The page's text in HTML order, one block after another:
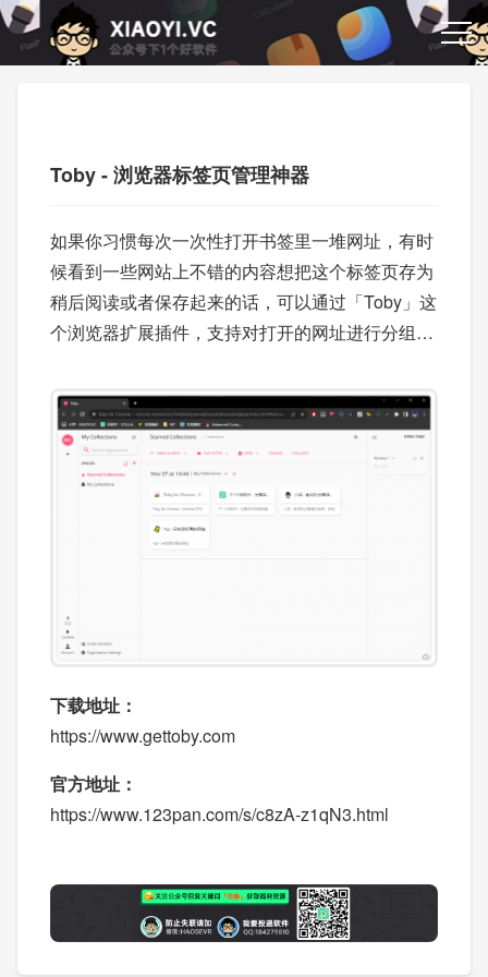
Toby - 浏览器标签页管理神器
如果你习惯每次一次性打开书签里一堆网址，有时
候看到一些网站上不错的内容想把这个标签页存为
稍后阅读或者保存起来的话，可以通过「Toby」这
个浏览器扩展插件，支持对打开的网址进行分组管
台。
下载地址：
https://www.gettoby.com
官方地址：
https://www.123pan.com/s/c8zA-z1qN3.html